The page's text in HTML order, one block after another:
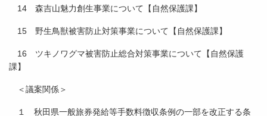
14 森吉山魅力創生事業について【自然保護課】
15 野生鳥獣被害防止対策事業について【自然保護課】
16 ツキノワグマ被害防止総合対策事業について【自然保護
課】
＜議案関係＞
１ 秋田県一般旅券発給等手数料徴収条例の一部を改正する条